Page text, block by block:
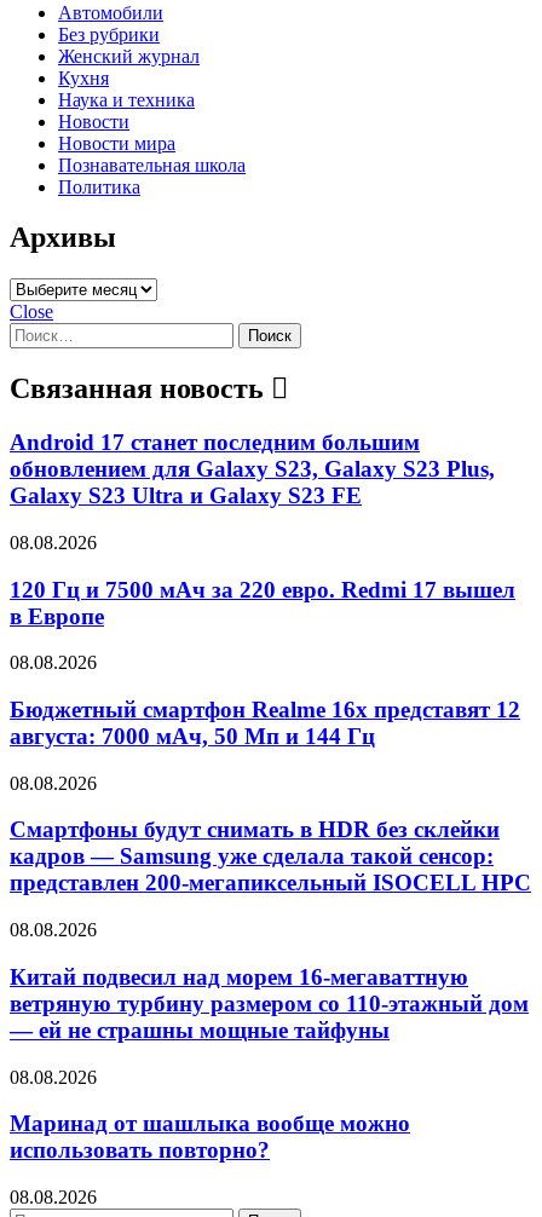
Автомобили
Без рубрики
Женский журнал
Кухня
Наука и техника
Новости
Новости мира
Познавательная школа
Политика
Архивы
Архивы
Close
Найти:
Связанная новость
Android 17 станет последним большим
обновлением для Galaxy S23, Galaxy S23 Plus,
Galaxy S23 Ultra и Galaxy S23 FE
08.08.2026
120 Гц и 7500 мАч за 220 евро. Redmi 17 вышел
в Европе
08.08.2026
Бюджетный смартфон Realme 16x представят 12
августа: 7000 мАч, 50 Мп и 144 Гц
08.08.2026
Смартфоны будут снимать в HDR без склейки
кадров — Samsung уже сделала такой сенсор:
представлен 200-мегапиксельный ISOCELL HPC
08.08.2026
Китай подвесил над морем 16-мегаваттную
ветряную турбину размером со 110-этажный дом
— ей не страшны мощные тайфуны
08.08.2026
Маринад от шашлыка вообще можно
использовать повторно?
08.08.2026